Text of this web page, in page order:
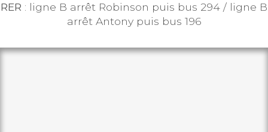
RER : ligne B arrêt Robinson puis bus 294 / ligne B
arrêt Antony puis bus 196